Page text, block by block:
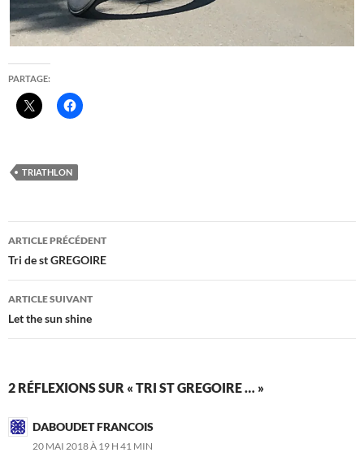
PARTAGE:
TRIATHLON
Navigation
des
articles
ARTICLE PRÉCÉDENT
Tri de st GREGOIRE
ARTICLE SUIVANT
Let the sun shine
2 RÉFLEXIONS SUR « TRI ST GREGOIRE … »
DABOUDET FRANCOIS
20 MAI 2018 À 19 H 41 MIN